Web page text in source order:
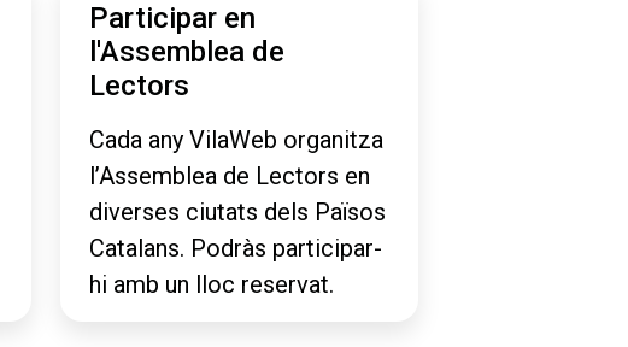
Participar en
l'Assemblea de
Lectors
Cada any VilaWeb organitza
l’Assemblea de Lectors en
diverses ciutats dels Països
Catalans. Podràs participar-
hi amb un lloc reservat.